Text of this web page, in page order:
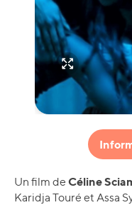
Un film de Céline
Karidja Touré et Assa